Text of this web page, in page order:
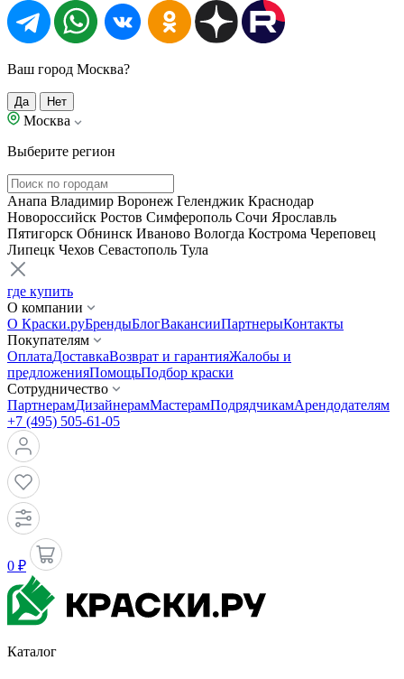
Ваш город Москва?
Да Нет
Москва
Выберите регион
Анапа Владимир Воронеж Геленджик Краснодар
Новороссийск Ростов Симферополь Сочи Ярославль
Пятигорск Обнинск Иваново Вологда Кострома Череповец
Липецк Чехов Севастополь Тула
где купить
О компании
О Краски.руБрендыБлогВакансииПартнерыКонтакты
Покупателям
ОплатаДоставкаВозврат и гарантияЖалобы и
предложенияПомощьПодбор краски
Сотрудничество
ПартнерамДизайнерамМастерамПодрядчикамАрендодателям
+7 (495) 505-61-05
0 ₽
Каталог